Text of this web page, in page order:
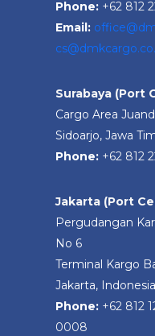
Phone: +62 812
Email:
Surabaya (Port
Cargo Area
Sidoarjo, Jawa
Phone: +62 812
Jakarta (Port
Pergudangan
No 6
Terminal Kargo
Jakarta, Indonesia
Phone: +62 812
0008